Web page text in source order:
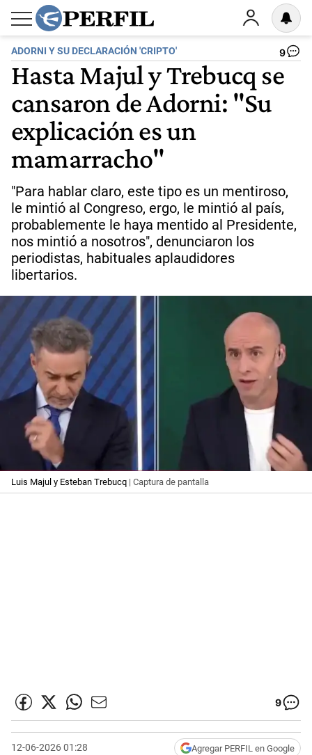
ADORNI Y SU DECLARACIÓN 'CRIPTO' 9
Hasta Majul y Trebucq se
cansaron de Adorni: "Su
explicación es un
mamarracho"
"Para hablar claro, este tipo es un mentiroso,
le mintió al Congreso, ergo, le mintió al país,
probablemente le haya mentido al Presidente,
nos mintió a nosotros", denunciaron los
periodistas, habituales aplaudidores
libertarios.
Luis Majul y Esteban Trebucq | Captura de pantalla
9
12-06-2026 01:28 Agregar PERFIL en Google